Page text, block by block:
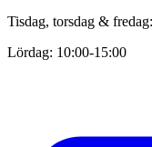
Tisdag, torsdag &
Lördag: 10:00-15:00